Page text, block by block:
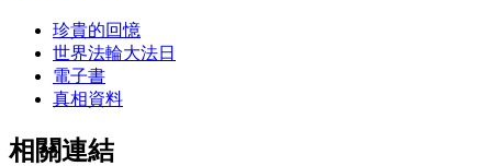
珍貴的回憶
世界法輪大法日
電子書
真相資料
相關連結